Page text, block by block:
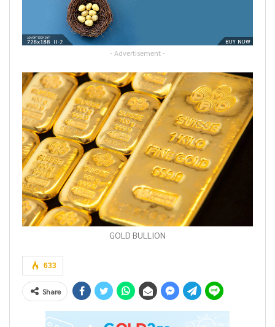
- Advertisement -
GOLD BULLION
633
Share